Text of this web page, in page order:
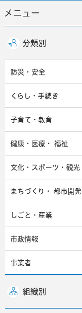
メニュー
分類別
防災・安全
くらし・手続き
子育て・教育
健康・医療・ 福祉
文化・スポーツ・観光
まちづくり・ 都市開発
しごと・産業
市政情報
事業者
組織別